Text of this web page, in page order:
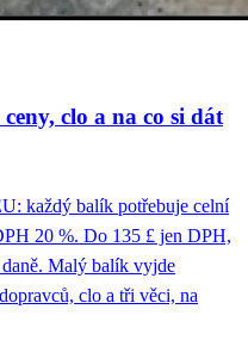
clo a na co si dát
každý balík potřebuje celní
20 %. Do 135 £ jen DPH,
Malý balík vyjde
clo a tři věci, na